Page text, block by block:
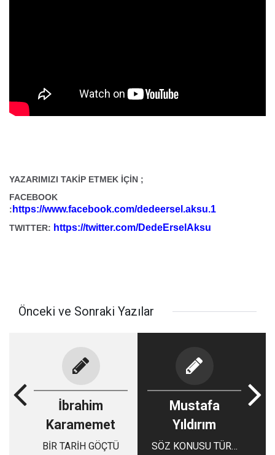
YAZARIMIZI TAKİP ETMEK İÇİN ;
FACEBOOK
: https://www.facebook.com/dedeersel.aksu.1
TWITTER: https://twitter.com/DedeErselAksu
Önceki ve Sonraki Yazılar
İbrahim
Karamemet
BİR TARİH GÖÇTÜ
Mustafa
Yıldırım
SÖZ KONUSU TÜRK